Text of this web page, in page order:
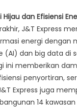
dan Efisiensi
J&T Express
energi dengan
(AI) dan big data di
ini memberikan
penyortiran,
Express juga
14